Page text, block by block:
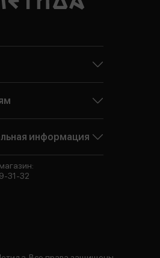
информация
31-32